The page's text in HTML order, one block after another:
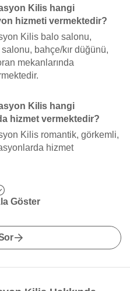
Kilis hangi
hizmeti vermektedir?
Kilis balo salonu,
bahçe/kır düğünü,
mekanlarında
Kilis hangi
hizmet vermektedir?
Kilis romantik, görkemli,
hizmet
Göster